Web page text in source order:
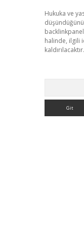
Hukuka ve
halinde, ilgili
kaldırılacaktır.